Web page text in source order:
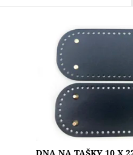
Dno z eko kůže s
na výrobu kabelek a
macrame, šňůr nebo
sobě malé otvory ( Ø 4
Dostupnost: